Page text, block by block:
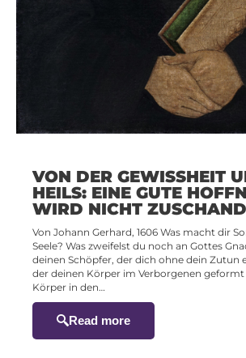
VON DER GEWISSHEIT
HEILS: EINE GUTE
WIRD NICHT
Von Johann Gerhard, 1606 Was macht dir
Seele? Was zweifelst du noch an Gottes
deinen Schöpfer, der dich ohne dein Zutun
der deinen Körper im Verborgenen geformt
Körper in den…
Read more